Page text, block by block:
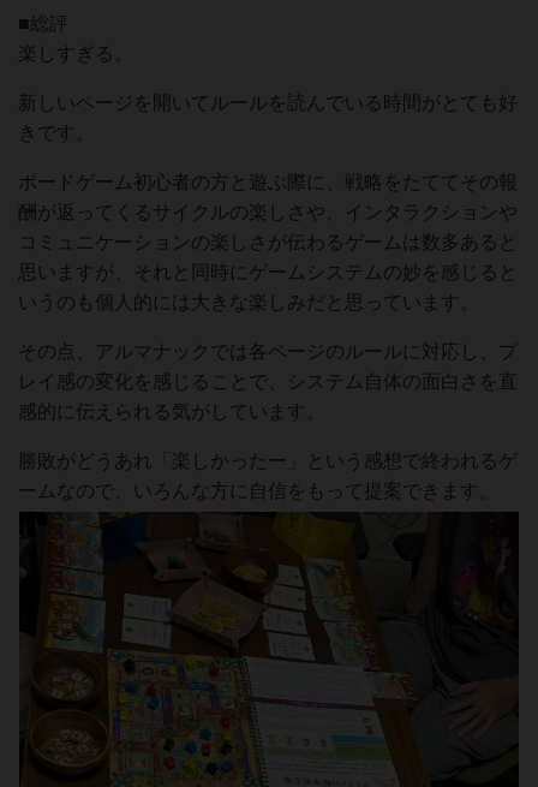
■総評
楽しすぎる。
新しいページを開いてルールを読んでいる時間がとても好
きです。
ボードゲーム初心者の方と遊ぶ際に、戦略をたててその報
酬が返ってくるサイクルの楽しさや、インタラクションや
コミュニケーションの楽しさが伝わるゲームは数多あると
思いますが、それと同時にゲームシステムの妙を感じると
いうのも個人的には大きな楽しみだと思っています。
その点、アルマナックでは各ページのルールに対応し、プ
レイ感の変化を感じることで、システム自体の面白さを直
感的に伝えられる気がしています。
勝敗がどうあれ「楽しかったー」という感想で終われるゲ
ームなので、いろんな方に自信をもって提案できます。